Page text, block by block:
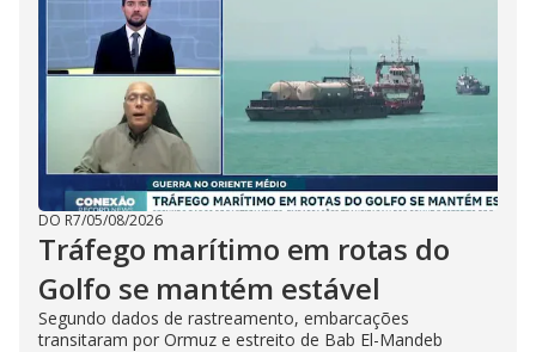
DO R7/05/08/2026
Tráfego marítimo em rotas do
Golfo se mantém estável
Segundo dados de rastreamento, embarcações
transitaram por Ormuz e estreito de Bab El-Mandeb